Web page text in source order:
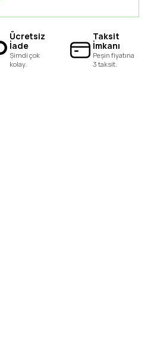
Ücretsiz
İade
Şimdi çok
kolay.
Taksit
İmkanı
Peşin fiyatına
3 taksit.